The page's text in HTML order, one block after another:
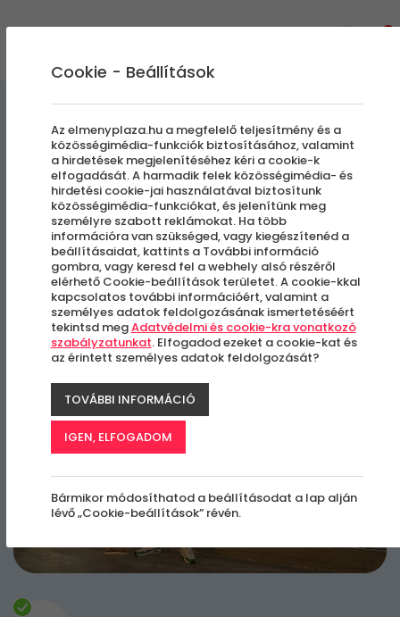
Baráti Fiesta Latinos
ritmusokkal Táncoktatás | 3
alkalom
Budapest
Cookie - Beállítások
Az elmenyplaza.hu a megfelelő teljesítmény és a
közösségimédia-funkciók biztosításához, valamint
a hirdetések megjelenítéséhez kéri a cookie-k
elfogadását. A harmadik felek közösségimédia- és
hirdetési cookie-jai használatával biztosítunk
közösségimédia-funkciókat, és jelenítünk meg
személyre szabott reklámokat. Ha több
információra van szükséged, vagy kiegészítenéd a
beállításaidat, kattints a További információ
gombra, vagy keresd fel a webhely alsó részéről
elérhető Cookie-beállítások területet. A cookie-kkal
kapcsolatos további információért, valamint a
személyes adatok feldolgozásának ismertetéséért
tekintsd megAdatvédelmi és cookie-kra vonatkozó
szabályzatunkat. Elfogadod ezeket a cookie-kat és
az érintett személyes adatok feldolgozását?
TOVÁBBI INFORMÁCIÓ
IGEN, ELFOGADOM
Bármikor módosíthatod a beállításodat a lap alján
lévő „Cookie-beállítások” révén.